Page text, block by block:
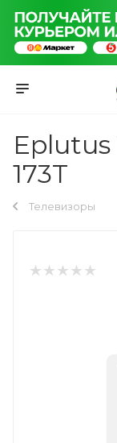
Eplutus
173T
Телевизоры